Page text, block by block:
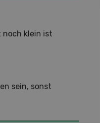
noch klein ist
sein, sonst
2026
2026 nach
und der CH-